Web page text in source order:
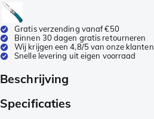
Gratis verzending vanaf €50
Binnen 30 dagen gratis retourneren
Wij krijgen een 4,8/5 van onze klanten
Snelle levering uit eigen voorraad
Beschrijving
Specificaties